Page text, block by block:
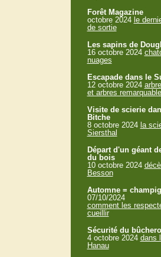
Forêt Magazine
octobre 2024 le
de sortie
Les sapins de
16 octobre 2024
nuages
Escapade dans le
12 octobre 2024
et arbres
Visite de scierie
Bitche
8 octobre 2024 la
Siersthal
Départ d'un géant
du bois
10 octobre 2024
Besson
Automne =
07/10/2024
comment les
cueillir
Sécurité du
4 octobre 2024 dans
Hanau